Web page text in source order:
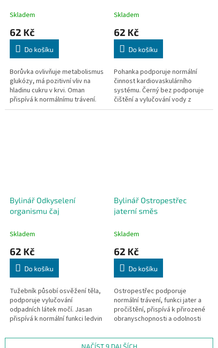
Skladem
62 Kč
Do košíku
Borůvka ovlivňuje metabolismus
glukózy, má pozitivní vliv na
hladinu cukru v krvi. Oman
přispívá k normálnímu trávení.
40 sáčků, 40x 1,6g
Skladem
62 Kč
Do košíku
Pohanka podporuje normální
činnost kardiovaskulárního
systému. Černý bez podporuje
čištění a vylučování vody z
organismu. Řepík přispívá k
Bylinář Odkyselení
organismu čaj
Skladem
62 Kč
Do košíku
Tužebník působí osvěžení těla,
podporuje vylučování
odpadních látek močí. Jasan
přispívá k normální funkci ledvin
vylučování vody z těla.
Bylinář Ostropestřec
jaterní směs
Skladem
62 Kč
Do košíku
Ostropestřec podporuje
normální trávení, funkci jater a
pročištění, přispívá k přirozené
obranyschopnosti a odolnosti
a měsíček podporují normální...
NAČÍST 9 DALŠÍCH